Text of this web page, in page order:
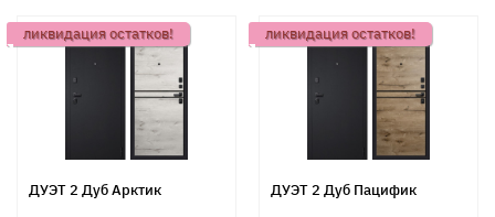
ликвидация остатков!
ДУЭТ 2 Дуб Арктик
ликвидация остатков!
ДУЭТ 2 Дуб Пацифик